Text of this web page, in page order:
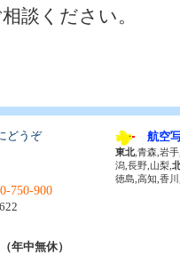
談ください。
どうぞ
750-900
年中無休）
航空
東北,青森,岩
潟,長野,山梨,
徳島,高知,香